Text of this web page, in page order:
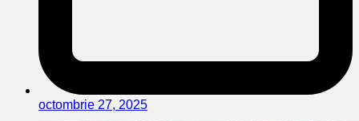
octombrie 27, 2025